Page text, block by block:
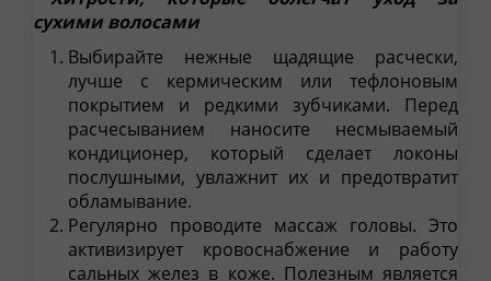
сухими волосами
Выбирайте нежные щадящие расчески,
лучше с кермическим или тефлоновым
покрытием и редкими зубчиками. Перед
расчесыванием наносите несмываемый
кондиционер, который сделает локоны
послушными, увлажнит их и предотвратит
обламывание.
Регулярно проводите массаж головы. Это
активизирует кровоснабжение и работу
сальных желез в коже. Полезным является